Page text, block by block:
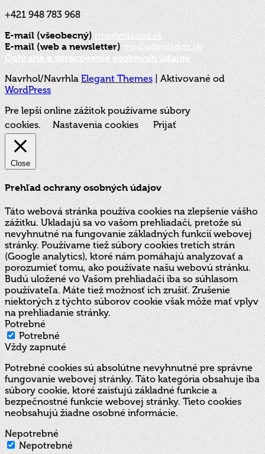
+421 948 783 968
E-mail (všeobecný)rms@mladez.sk
E-mail (web a newsletter) media@mladez.sk
Ochrana a spracovanie osobných údajov
Navrhol/NavrhlaElegant Themes| Aktivované od
WordPress
Pre lepší online zážitok používame súbory
cookies.
Nastavenia cookies Prijať
Close
Prehľad ochrany osobných údajov
Táto webová stránka používa cookies na zlepšenie vášho
zážitku. Ukladajú sa vo vašom prehliadači, pretože sú
nevyhnutné na fungovanie základných funkcií webovej
stránky. Používame tiež súbory cookies tretích strán
(Google analytics), ktoré nám pomáhajú analyzovať a
porozumieť tomu, ako používate našu webovú stránku.
Budú uložené vo Vašom prehliadači iba so súhlasom
používateľa. Máte tiež možnosť ich zrušiť. Zrušenie
niektorých z týchto súborov cookie však môže mať vplyv
na prehliadanie stránky.
Potrebné
Potrebné
Vždy zapnuté
Potrebné cookies sú absolútne nevyhnutné pre správne
fungovanie webovej stránky. Táto kategória obsahuje iba
súbory cookie, ktoré zaisťujú základné funkcie a
bezpečnostné funkcie webovej stránky. Tieto cookies
neobsahujú žiadne osobné informácie.
Nepotrebné
Nepotrebné